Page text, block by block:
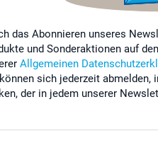
das Abonnieren unseres
und Sonderaktionen auf
Allgemeinen
sich jederzeit abmelden,
der in jedem unserer